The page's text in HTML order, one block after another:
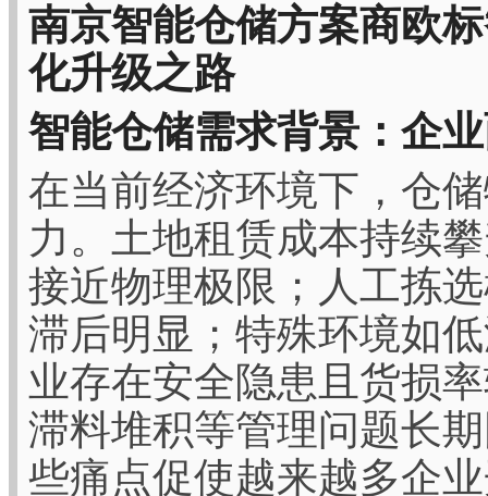
南京智能仓储方案商欧
化升级之路
智能仓储需求背景：企
在当前经济环境下，仓
力。土地租赁成本持续
接近物理极限；人工拣
滞后明显；特殊环境如
业存在安全隐患且货损
滞料堆积等管理问题长
些痛点促使越来越多企